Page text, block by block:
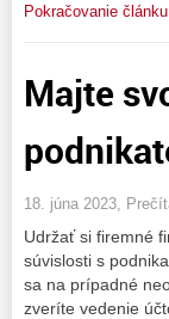
Pokračovanie článku
Majte
18. júna 2023,
Udržať si firemné
súvislosti s
sa na prípadné
zveríte vedenie